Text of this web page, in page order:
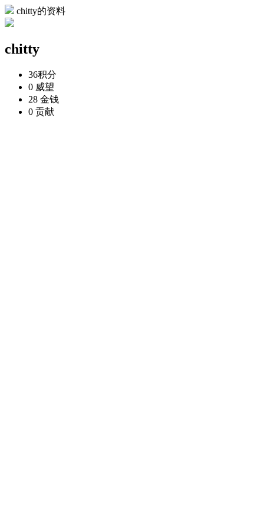
chitty的资料
chitty
36积分
0 威望
28 金钱
0 贡献